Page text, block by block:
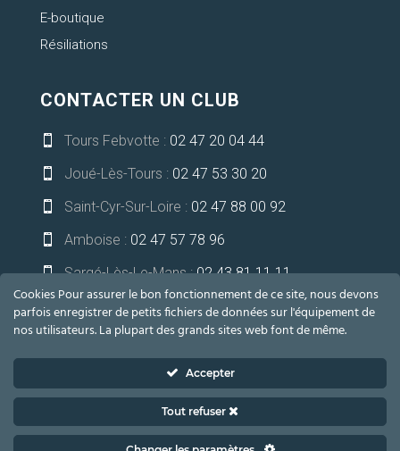
E-boutique
Résiliations
CONTACTER UN CLUB
 Tours Febvotte : 02 47 20 04 44
 Joué-Lès-Tours : 02 47 53 30 20
 Saint-Cyr-Sur-Loire : 02 47 88 00 92
 Amboise : 02 47 57 78 96
 Sargé-Lès-Le-Mans :02 43 81 11 11
 Niort-Bessines :05 49 32 13 21
 communication@lesoceades.fr
2021 LES OCÉADES – TOUS DROITS RÉSERVÉS –Mentions
Cookies Pour assurer le bon fonctionnement de ce site, nous devons
parfois enregistrer de petits fichiers de données sur l'équipement de
nos utilisateurs. La plupart des grands sites web font de même.
Accepter
Tout refuser